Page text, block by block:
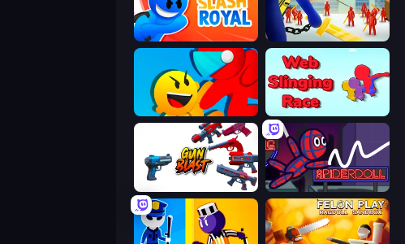
Slash Royal Slasher
Riot Escape Web Slinging Race
SpiderDoll